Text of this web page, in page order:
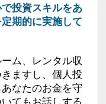
投資スキルをあ
期的に実施して
ム、レンタル収
ますし、個人投
なたのお金を守